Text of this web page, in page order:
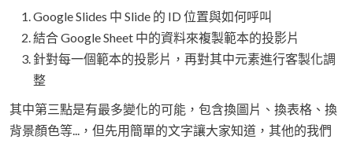
Google Slides 中 Slide 的 ID 位置與如何呼叫
結合 Google Sheet 中的資料來複製範本的投影片
針對每一個範本的投影片，再對其中元素進行客製化調
整
其中第三點是有最多變化的可能，包含換圖片、換表格、換
背景顏色等...，但先用簡單的文字讓大家知道，其他的我們